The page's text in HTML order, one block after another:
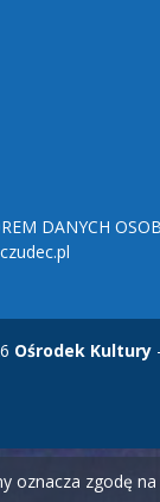
DANYCH
Ośrodek Kultury
oznacza zgodę